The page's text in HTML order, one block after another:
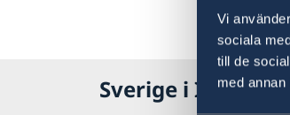
Vi
sociala
till de
med
Sverige i Israel,